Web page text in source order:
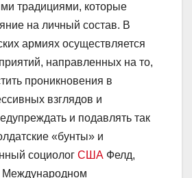
традициями, которые
на личный состав. В
армиях осуществляется
направленных на то,
проникновения в
взглядов и
и подавлять так
«бунты» и
социолог США Фелд,
Международном